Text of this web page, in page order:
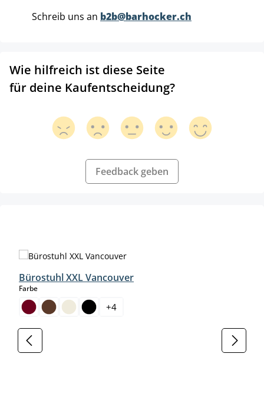
Schreib uns an b2b@barhocker.ch
Wie hilfreich ist diese Seite
für deine Kaufentscheidung?
Feedback geben
Bürostuhl XXL Vancouver
Farbeauswählen
+4